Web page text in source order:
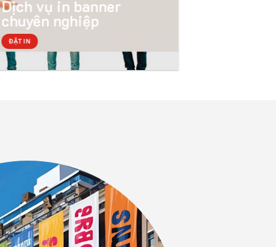
Dịch vụ in banner
chuyên nghiệp
ĐẶT IN